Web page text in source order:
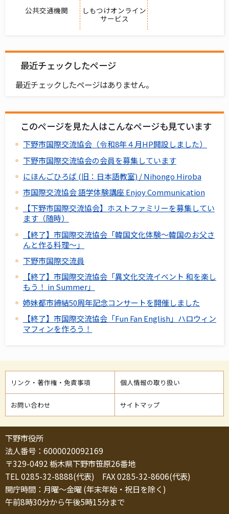
公共交通機関
しもつけオンライン
サービス
最近チェックしたページ
最近チェックしたページはありません。
このページを見た人はこんなページも見ています
下野市国際交流協会（令和8年４月HP開設しました）
下野市国際交流協会の会員を募集しています
にほんごひろば (旧：日本語教室) / Nihongo Hiroba
市国際交流協会 語学体験講座 Enjoy Communication
【下野市国際交流協会】ホストファミリーを募集してい
ます（随時）
【終了】市国際交流協会「韓国文化体験～韓国のお父さ
んと作る料理～」
下野市国際交流員
【終了】市国際交流協会「異文化交流イベント 和を楽し
もう！ in Summer」
姉妹都市締結50周年記念コンサートを開催しました
【終了】市国際交流協会「Fun Fan English」ハロウィン
マフィンを作ろう！
リンク・著作権・免責事項 個人情報の取り扱い
お問い合わせ サイトマップ
下野市役所
法人番号：6000020092169
〒329-0492 栃木県下野市笹原26番地
TEL 0285-32-8888(代表) FAX 0285-32-8606(代表)
開庁時間：月曜～金曜 (年末年始・祝日を除く)
午前8時30分から午後5時15分まで